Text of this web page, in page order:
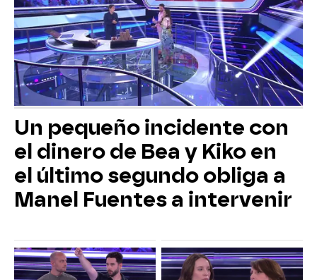
Un pequeño incidente con
el dinero de Bea y Kiko en
el último segundo obliga a
Manel Fuentes a intervenir